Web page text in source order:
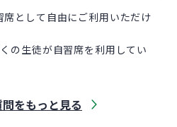
として自由にご利用いただけ
の生徒が自習席を利用してい
をもっと見る